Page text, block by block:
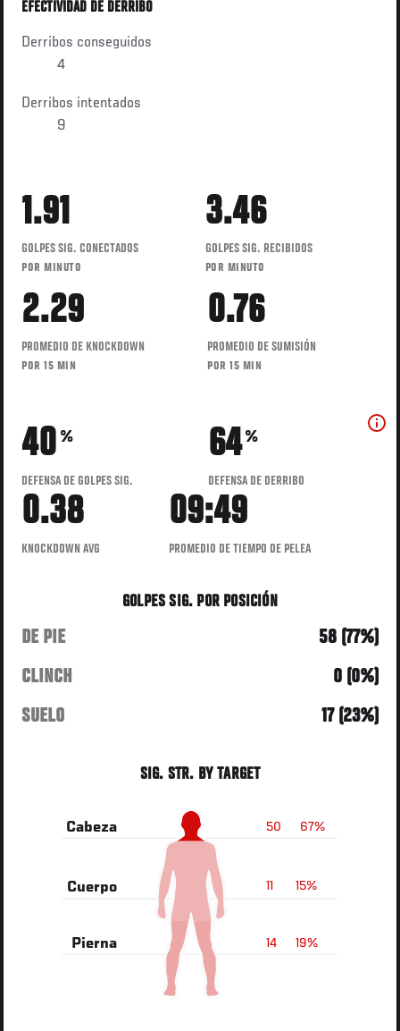
EFECTIVIDAD DE DERRIBO
Derribos conseguidos
4
Derribos intentados
9
1.91
GOLPES SIG. CONECTADOS
POR MINUTO
3.46
GOLPES SIG. RECIBIDOS
POR MINUTO
2.29
PROMEDIO DE KNOCKDOWN
POR 15 MIN
0.76
PROMEDIO DE SUMISIÓN
POR 15 MIN
40 %
DEFENSA DE GOLPES SIG.
64 %
DEFENSA DE DERRIBO
0.38
KNOCKDOWN AVG
09:49
PROMEDIO DE TIEMPO DE PELEA
GOLPES SIG. POR POSICIÓN
DE PIE
58 (77%)
CLINCH
0 (0%)
SUELO
17 (23%)
SIG. STR. BY TARGET
67%
50
Cabeza
15%
11
Cuerpo
19%
14
Pierna